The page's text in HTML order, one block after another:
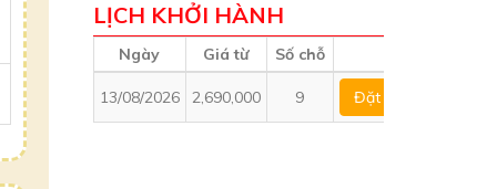
LỊCH KHỞI HÀNH
Ngày Giá từ Số chỗ
13/08/2026 2,690,000 9 Đặt ngay